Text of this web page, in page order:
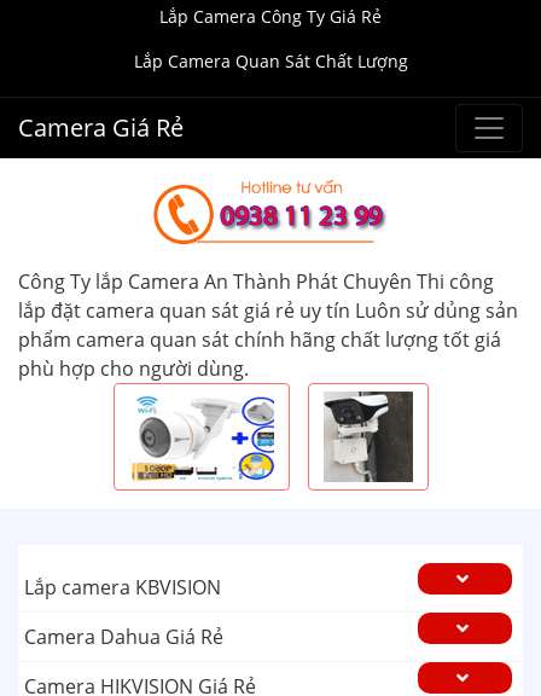
Lắp Camera Công Ty Giá Rẻ
Lắp Camera Quan Sát Chất Lượng
Camera Giá Rẻ
Công Ty lắp Camera An Thành Phát Chuyên Thi công
lắp đặt camera quan sát giá rẻ uy tín Luôn sử dủng sản
phẩm camera quan sát chính hãng chất lượng tốt giá
phù hợp cho người dùng.
Lắp camera KBVISION
Camera Dahua Giá Rẻ
Camera HIKVISION Giá Rẻ